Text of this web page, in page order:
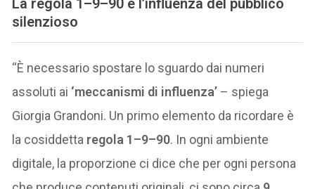
La regola 1–9–90 e l’influenza del pubblico
silenzioso
“È necessario spostare lo sguardo dai numeri
assoluti ai ‘meccanismi di influenza’ – spiega
Giorgia Grandoni. Un primo elemento da ricordare è
la cosiddetta regola 1–9–90. In ogni ambiente
digitale, la proporzione ci dice che per ogni persona